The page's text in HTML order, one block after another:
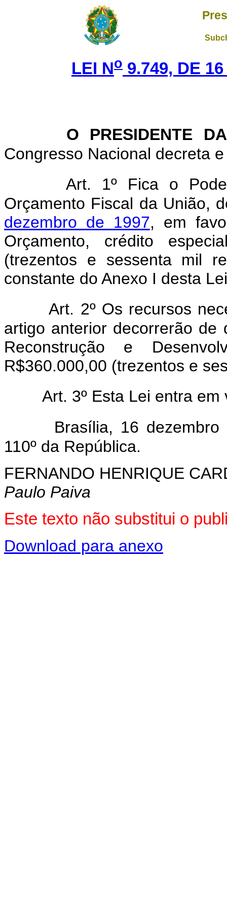
LEI No 9.749, DE
O PRESIDENTE
Congresso Nacional decreta
Art. 1º Fica o
Orçamento Fiscal da União,
dezembro de 1997, em
Orçamento, crédito
(trezentos e sessenta mil
constante do Anexo I desta
Art. 2º Os recursos
artigo anterior decorrerão de
Reconstrução e
R$360.000,00 (trezentos e
Art. 3º Esta Lei entra
Brasília, 16
110º da República.
FERNANDO HENRIQUE
Paulo Paiva
Este texto não substitui o
Download para anexo